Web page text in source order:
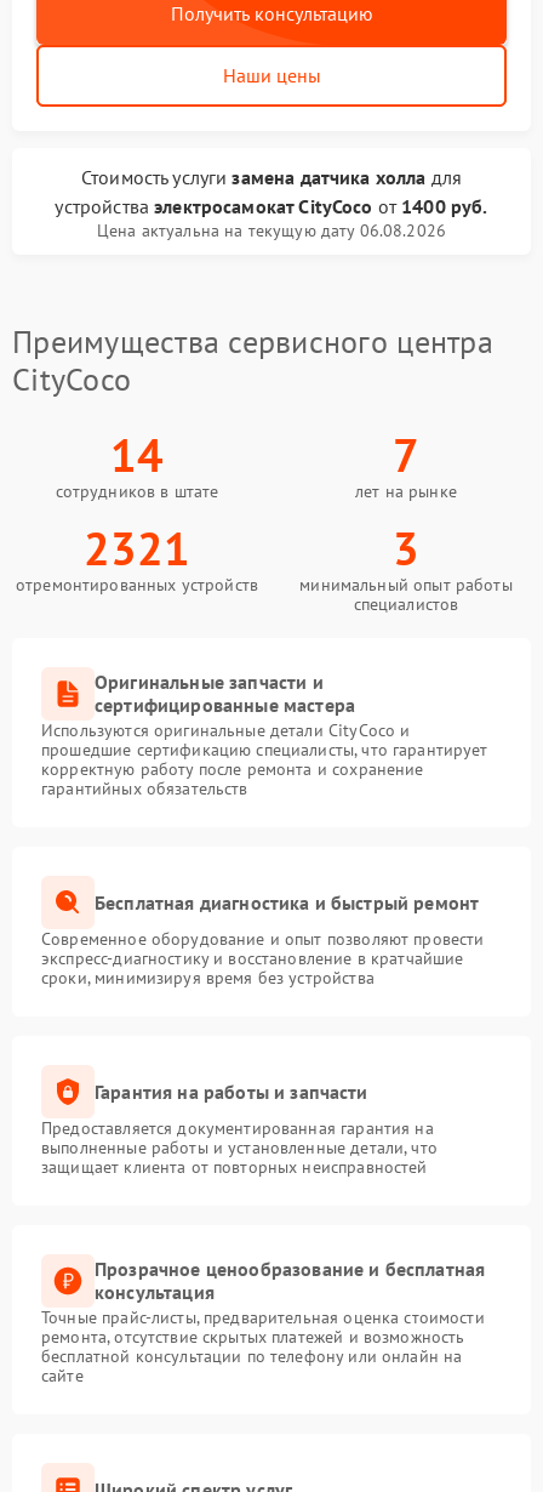
Получить консультацию
Наши цены
Стоимость услугизамена датчика холла для
устройстваэлектросамокат CityCoco от 1400 руб.
Цена актуальна на текущую дату 06.08.2026
Преимущества сервисного центра
CityCoco
14
сотрудников в штате
7
лет на рынке
2321
отремонтированных устройств
3
минимальный опыт работы
специалистов
Оригинальные запчасти и
сертифицированные мастера
Используются оригинальные детали CityCoco и
прошедшие сертификацию специалисты, что гарантирует
корректную работу после ремонта и сохранение
гарантийных обязательств
Бесплатная диагностика и быстрый ремонт
Современное оборудование и опыт позволяют провести
экспресс-диагностику и восстановление в кратчайшие
сроки, минимизируя время без устройства
Гарантия на работы и запчасти
Предоставляется документированная гарантия на
выполненные работы и установленные детали, что
защищает клиента от повторных неисправностей
Прозрачное ценообразование и бесплатная
консультация
Точные прайс-листы, предварительная оценка стоимости
ремонта, отсутствие скрытых платежей и возможность
бесплатной консультации по телефону или онлайн на
сайте